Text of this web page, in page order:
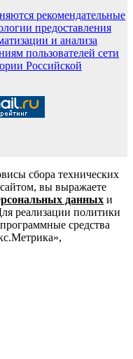
рекомендательные
предоставления
и анализа
пользователей сети
Российской
сбора технических
вы выражаете
данных и
реализации политики
средства